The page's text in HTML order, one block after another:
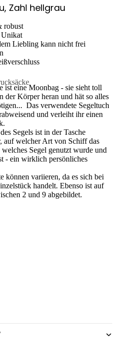
Rucksäcke
Zahl hellgrau
robust
Liebling kann nicht frei
ist eine Moonbag - sie sieht toll
der Körper heran und hät so alles
Das verwendete Segeltuch
und verleiht ihr einen
Segels ist in der Tasche
auf welcher Art von Schiff das
Segel genutzt wurde und
- ein wirklich persönliches
können variieren, da es sich bei
handelt. Ebenso ist auf
2 und 9 abgebildet.